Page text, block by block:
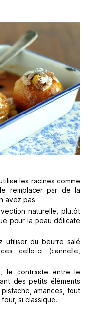
les racines comme
remplacer par de la
avez pas.
naturelle, plutôt
pour la peau délicate
utiliser du beurre salé
celle-ci (cannelle,
le contraste entre le
des petits éléments
amandes, tout
si classique.